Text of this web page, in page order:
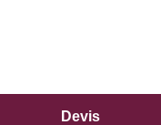
Devis